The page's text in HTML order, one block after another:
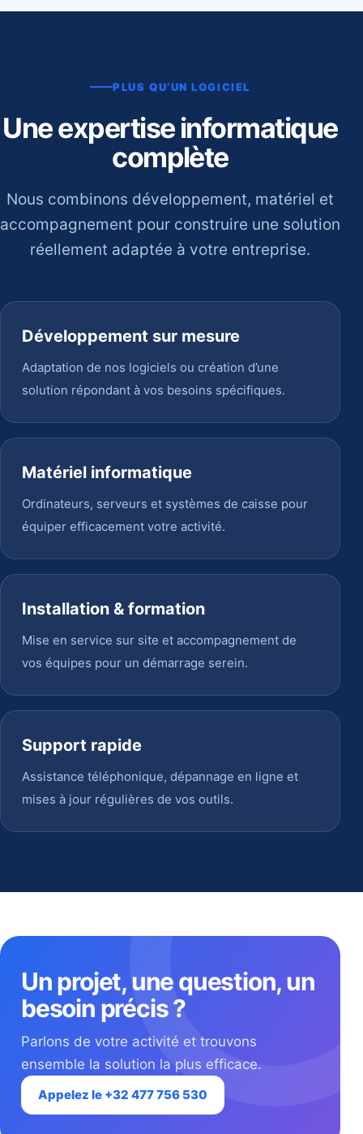
PLUS QU’UN LOGICIEL
Une expertise informatique
complète
Nous combinons développement, matériel et
accompagnement pour construire une solution
réellement adaptée à votre entreprise.
Développement sur mesure
Adaptation de nos logiciels ou création d’une
solution répondant à vos besoins spécifiques.
Matériel informatique
Ordinateurs, serveurs et systèmes de caisse pour
équiper efficacement votre activité.
Installation & formation
Mise en service sur site et accompagnement de
vos équipes pour un démarrage serein.
Support rapide
Assistance téléphonique, dépannage en ligne et
mises à jour régulières de vos outils.
Un projet, une question, un
besoin précis ?
Parlons de votre activité et trouvons
ensemble la solution la plus efficace.
Appelez le +32 477 756 530